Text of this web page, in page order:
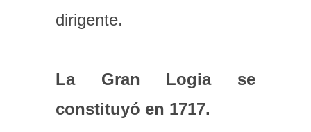
dirigente.
La Gran Logia se
constituyó en 1717.